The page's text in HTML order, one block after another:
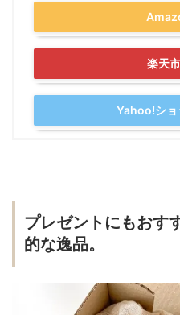
楽天
Yahoo!ショ
プレゼントにもおす
的な逸品。